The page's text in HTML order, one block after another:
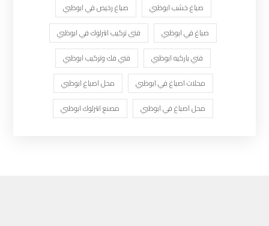
صباغ خشب ابوظبي
صباغ رخيص في ابوظبي
صباغ في ابوظبي
فنى تركيب انترلوك في ابوظبي
فني باركيه ابوظبي
فني فك وتركيب ابوظبي
محلات اصباغ في ابوظبي
محل اصباغ ابوظبي
محل اصباغ في ابوظبي
مصنع انترلوك ابوظبي